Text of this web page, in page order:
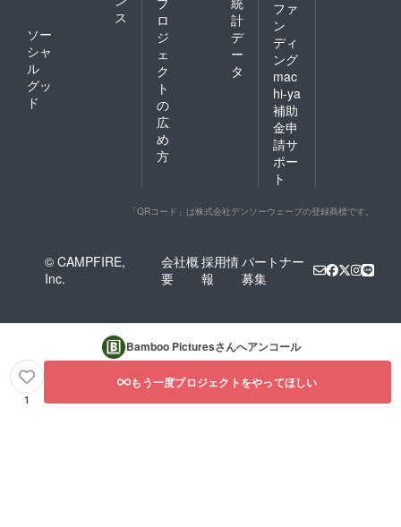
ス
ソー
シャ
ル
グッ
ド
ロ
ジ
ェ
ク
ト
の
広
め
方
計
デ
ー
タ
ファ
ン
ディ
ング
mac
hi-ya
補助
金申
請サ
ポー
ト
「QRコード」は株式会社デンソーウェーブの登録商標です。
© CAMPFIRE,
Inc.
会社概
要
採用情
報
パートナー
募集
Bamboo Picturesさんへアンコール
1
もう一度プロジェクトをやってほしい